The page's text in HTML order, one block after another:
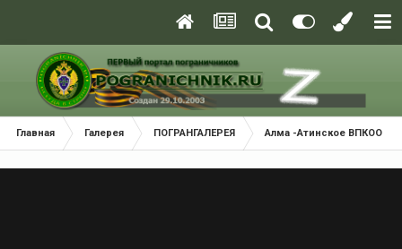
Главная Галерея ПОГРАНГАЛЕРЕЯ Алма -Атинское